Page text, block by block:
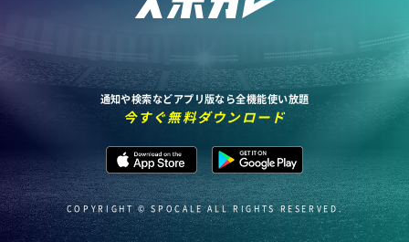
通知や検索などアプリ版なら全機能使い放題
今すぐ無料ダウンロード
COPYRIGHT © SPOCALE ALL RIGHTS RESERVED.